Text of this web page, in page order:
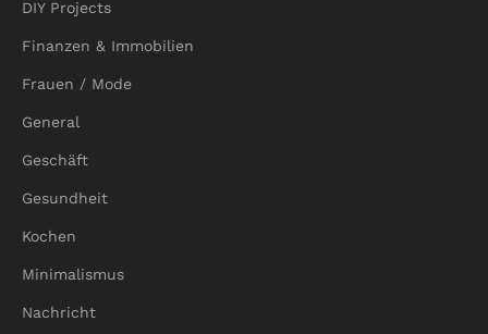
DIY Projects
Finanzen & Immobilien
Frauen / Mode
General
Geschäft
Gesundheit
Kochen
Minimalismus
Nachricht